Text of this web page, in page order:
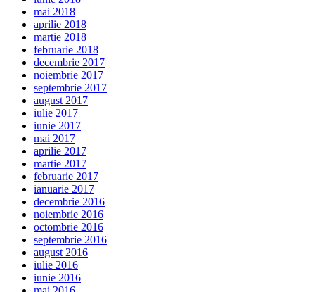
mai 2018
aprilie 2018
martie 2018
februarie 2018
decembrie 2017
noiembrie 2017
septembrie 2017
august 2017
iulie 2017
iunie 2017
mai 2017
aprilie 2017
martie 2017
februarie 2017
ianuarie 2017
decembrie 2016
noiembrie 2016
octombrie 2016
septembrie 2016
august 2016
iulie 2016
iunie 2016